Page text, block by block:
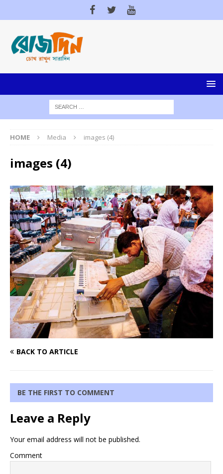
HOME Media images (4)
images (4)
BACK TO ARTICLE
BE THE FIRST TO COMMENT
Leave a Reply
Your email address will not be published.
Comment